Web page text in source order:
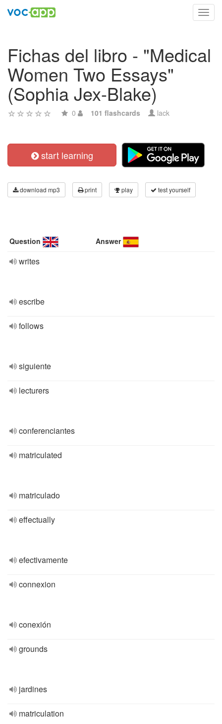
Fichas del libro - "Medical
Women Two Essays"
(Sophia Jex-Blake)
0 101 flashcards lack
start learning
download mp3 print play test yourself
Question Answer
writes
escribe
follows
siguiente
lecturers
conferenciantes
matriculated
matriculado
effectually
efectivamente
connexion
conexión
grounds
jardines
matriculation